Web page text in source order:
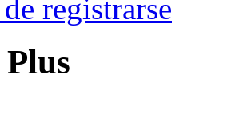
registrarse